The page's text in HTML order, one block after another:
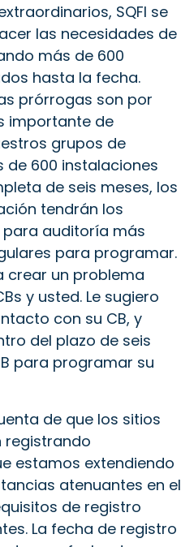
SQFI se
las necesidades de
más de 600
hasta la fecha.
prórrogas son por
importante de
grupos de
de 600 instalaciones
de seis meses, los
tendrán los
auditoría más
para programar.
crear un problema
y usted. Le sugiero
con su CB, y
del plazo de seis
para programar su
de que los sitios
registrando
estamos extendiendo
atenuantes en el
de registro
La fecha de registro